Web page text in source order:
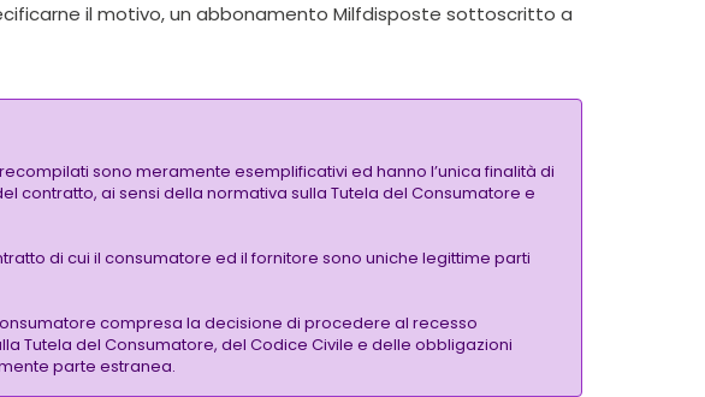
il motivo, un abbonamento Milfdisposte sottoscritto a
sono meramente esemplificativi ed hanno l’unica finalità di
contratto, ai sensi della normativa sulla Tutela del Consumatore e
di cui il consumatore ed il fornitore sono uniche legittime parti
compresa la decisione di procedere al recesso
Tutela del Consumatore, del Codice Civile e delle obbligazioni
parte estranea.